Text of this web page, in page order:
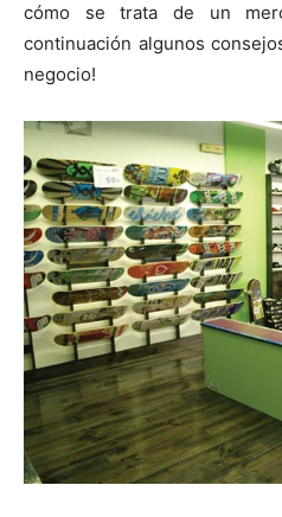
cómo se trata de un
continuación algunos
negocio!